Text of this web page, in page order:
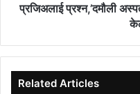
प्रजिअलाई प्रश्न,’दमौली
Related Articles